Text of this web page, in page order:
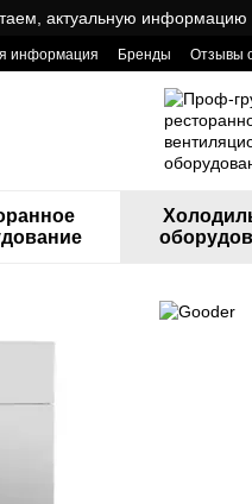
актуальную информацию
информация Бренды Отзывы